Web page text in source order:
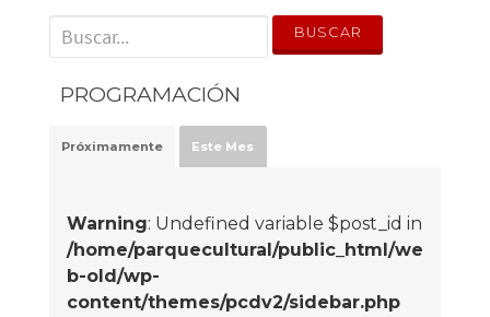
' . __('Search for:') . '
PROGRAMACIÓN
Próximamente Este Mes
Warning: Undefined variable $post_id in
/home/parquecultural/public_html/we
b-old/wp-
content/themes/pcdv2/sidebar.php